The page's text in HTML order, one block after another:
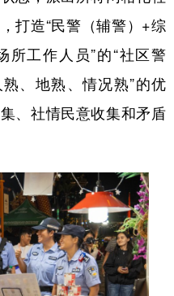
打造“民警（辅警）+综
所工作人员”的“社区警
、地熟、情况熟”的优
、社情民意收集和矛盾